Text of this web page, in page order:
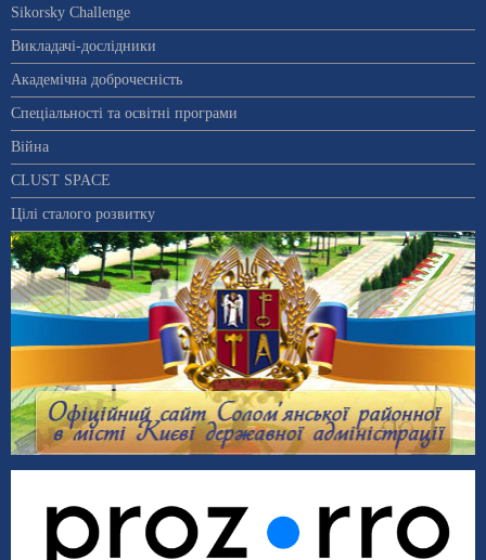
Sikorsky Challenge
Викладачі-дослідники
Академічна доброчесність
Спеціальності та освітні програми
Війна
CLUST SPACE
Цілі сталого розвитку